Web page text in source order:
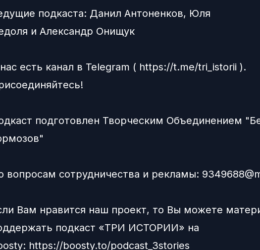
подкаста: Данил Антоненков, Юля
и Александр Онищук
есть канал в Telegram ( https://t.me/tri_istorii ).
подготовлен Творческим Объединением
вопросам сотрудничества и рекламы:
Вам нравится наш проект, то Вы можете
подкаст «ТРИ ИСТОРИИ» на
https://boosty.to/podcast_3stories